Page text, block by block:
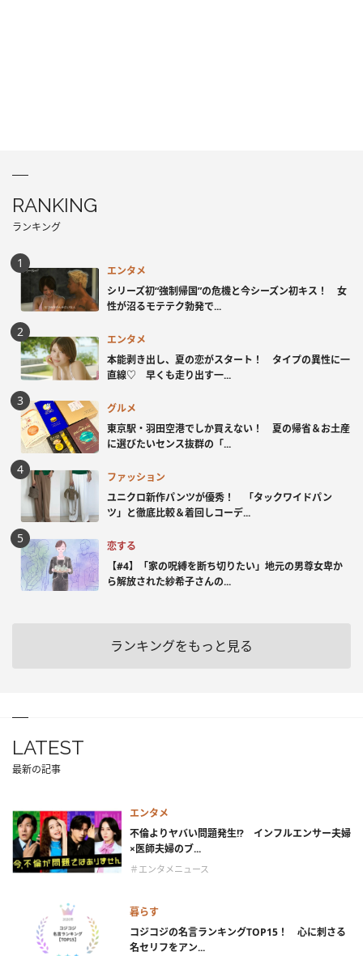
RANKING
ランキング
エンタメ
シリーズ初“強制帰国”の危機と今シーズン初キス！ 女
性が沼るモテテク勃発で...
エンタメ
本能剥き出し、夏の恋がスタート！ タイプの異性に一
直線♡ 早くも走り出す一...
グルメ
東京駅・羽田空港でしか買えない！ 夏の帰省＆お土産
に選びたいセンス抜群の「...
ファッション
ユニクロ新作パンツが優秀！ 「タックワイドパン
ツ」と徹底比較＆着回しコーデ...
恋する
【#4】「家の呪縛を断ち切りたい」地元の男尊女卑か
ら解放された紗希子さんの...
ランキングをもっと見る
LATEST
最新の記事
エンタメ
不倫よりヤバい問題発生!? インフルエンサー夫婦
×医師夫婦のブ...
＃エンタメニュース
暮らす
コジコジの名言ランキングTOP15！ 心に刺さる
名セリフをアン...